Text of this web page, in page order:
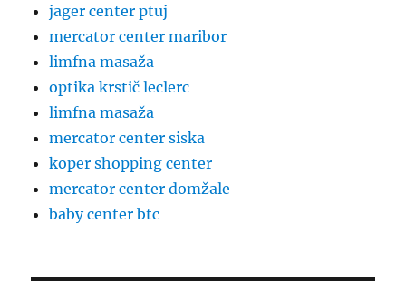
jager center ptuj
mercator center maribor
limfna masaža
optika krstič leclerc
limfna masaža
mercator center siska
koper shopping center
mercator center domžale
baby center btc